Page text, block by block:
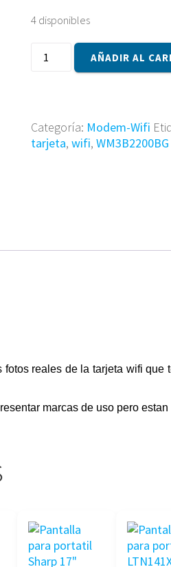
4 disponibles
Tarjeta
wifi
AÑADIR AL
Categoría: Modem-Wifi
tarjeta, wifi, WM3B2200BG
reales de la tarjeta wifi que
marcas de uso pero